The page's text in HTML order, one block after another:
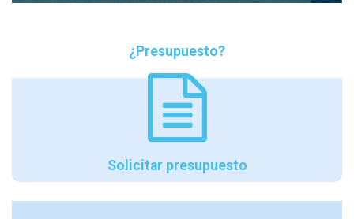
¿Presupuesto?
Solicitar presupuesto